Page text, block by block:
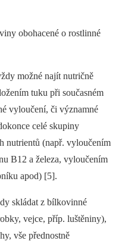
obohacené o rostlinné
možné najít nutričně
tuku při současném
vyloučení, či významné
celé skupiny
nutrientů (např. vyloučením
B12 a železa, vyloučením
apod) [5].
skládat z bílkovinné
vejce, příp. luštěniny),
vše přednostně